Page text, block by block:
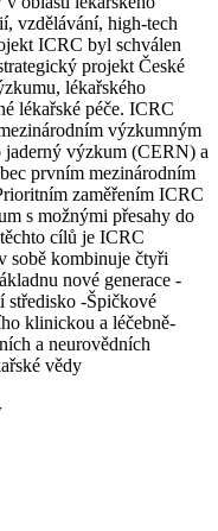
vzdělávání, high-tech
ICRC byl schválen
projekt České
lékařského
lékařské péče. ICRC
výzkumným
jaderný výzkum (CERN) a
prvním mezinárodním
zaměřením ICRC
s možnými přesahy do
cílů je ICRC
sobě kombinuje čtyři
nové generace -
středisko -Špičkové
klinickou a léčebně-
a neurovědních
vědy